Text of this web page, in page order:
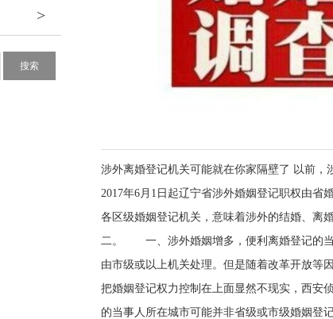
>
涉外离婚登记机关可能就在你家隔壁了 以前
2017年6月1日起辽宁省涉外婚姻登记职权由省
各区级婚姻登记机关，意味着涉外的结婚、离
二。 一、涉外婚姻增多，便利离婚登记的
由市级或以上机关处理。但是随着改革开放等
把婚姻登记权力控制在上面显然不现实，西安
的当事人所在城市可能并非省级或市级婚姻登